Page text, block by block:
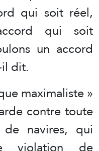
qui soit réel,
qui soit
un accord
dit.
maximaliste »
contre toute
de navires, qui